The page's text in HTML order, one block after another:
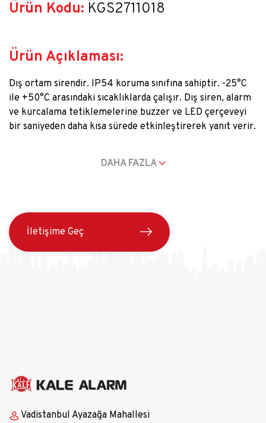
Ürün Kodu: KGS2711018
Ürün Açıklaması:
Dış ortam sirendir. IP54 koruma sınıfına sahiptir. -25°С
ile +50°С arasındaki sıcaklıklarda çalışır. Dış siren, alarm
ve kurcalama tetiklemelerine buzzer ve LED çerçeveyi
bir saniyeden daha kısa sürede etkinleştirerek yanıt verir.
ettirmeye veya sökmeye çalıştığında tetiklenir.
DAHA FAZLA
İletişime Geç
Vadistanbul Ayazağa Mahallesi